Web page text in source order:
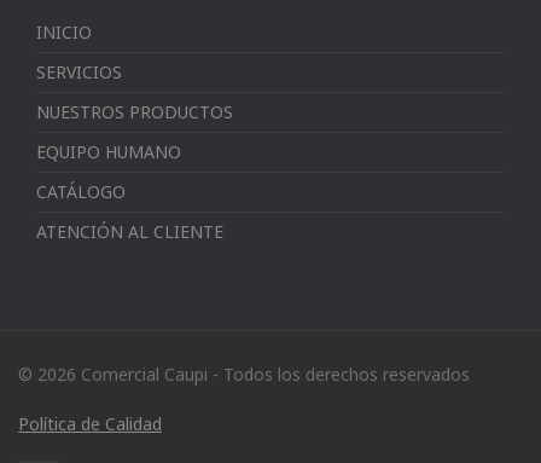
INICIO
SERVICIOS
NUESTROS PRODUCTOS
EQUIPO HUMANO
CATÁLOGO
ATENCIÓN AL CLIENTE
© 2026 Comercial Caupi - Todos los derechos reservados
Política de Calidad